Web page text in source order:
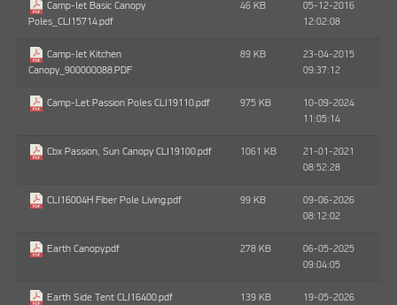
Camp-let Basic Canopy
Poles_CLI15714.pdf
46 KB
05-12-2016
12:02:08
Camp-let Kitchen
Canopy_900000088.PDF
89 KB
23-04-2015
09:37:12
Camp-Let Passion Poles CLI19110.pdf 975 KB
10-09-2024
11:05:14
Cbx Passion, Sun Canopy CLI19100.pdf 1061 KB
21-01-2021
08:52:28
CLI16004H Fiber Pole Living.pdf 99 KB
09-06-2026
08:12:02
Earth Canopy.pdf 278 KB
06-05-2025
09:04:05
Earth Side Tent CLI16400.pdf 139 KB
19-05-2026